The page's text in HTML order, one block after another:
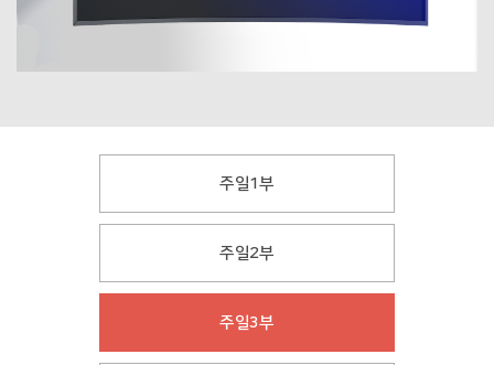
주일1부
주일2부
주일3부